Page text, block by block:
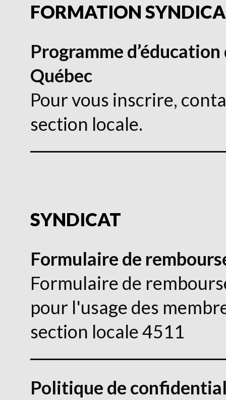
FORMATION
Programme
Québec
Pour vous inscrire,
section locale.
SYNDICAT
Formulaire de
Formulaire de
pour l'usage des
section locale 4511
Politique de